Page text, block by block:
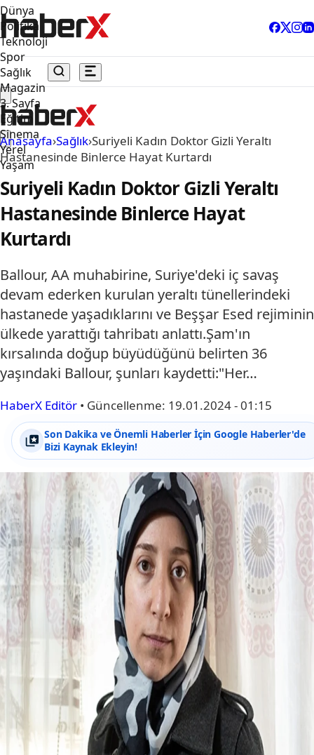
Dünya
Politika
Teknoloji
Spor
Sağlık
Magazin
3. Sayfa
Eğitim
Sinema
Yerel
Yaşam
Anasayfa›Sağlık›Suriyeli Kadın Doktor Gizli Yeraltı
Hastanesinde Binlerce Hayat Kurtardı
Suriyeli Kadın Doktor Gizli Yeraltı
Hastanesinde Binlerce Hayat
Kurtardı
Ballour, AA muhabirine, Suriye'deki iç savaş
devam ederken kurulan yeraltı tünellerindeki
hastanede yaşadıklarını ve Beşşar Esed rejiminin
ülkede yarattığı tahribatı anlattı.Şam'ın
kırsalında doğup büyüdüğünü belirten 36
yaşındaki Ballour, şunları kaydetti:"Her…
HaberX Editör • Güncellenme: 19.01.2024 - 01:15
Son Dakika ve Önemli Haberler İçin Google Haberler'de
Bizi Kaynak Ekleyin!